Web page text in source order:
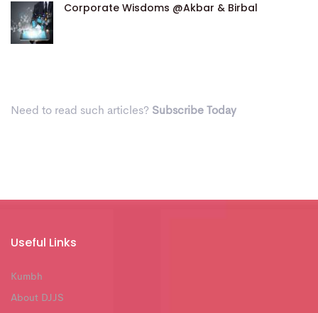
Corporate Wisdoms @Akbar & Birbal
Need to read such articles? Subscribe Today
Useful Links
Kumbh
About DJJS